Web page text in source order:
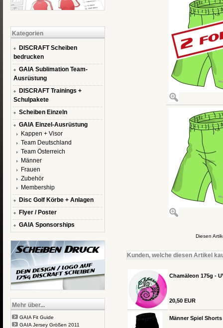
Kategorien
DISCRAFT Scheiben
bedrucken
GAIA Sublimation Team-
Ausrüstung
DISCRAFT Trainings +
Schulpakete
Scheiben Einzeln
GAIA Einzel-Ausrüstung
Kappen + Visor
Team Deutschland
Team Österreich
Männer
Frauen
Zubehör
Membership
Disc Golf Körbe + Anlagen
Flyer / Poster
GAIA Sponsorships
Mehr über...
GAIA Fit Guide
GAIA Jersey Größen 2011
Diesen
Kunden, welche diesen Artikel
Chamäleon 175g -
20,50 EUR
Männer Spiel